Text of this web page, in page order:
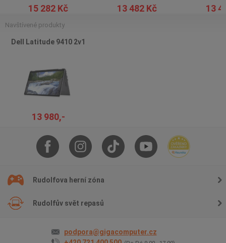
15 282 Kč 13 482 Kč 13
Navštívené produkty
Dell Latitude 9410 2v1
13 980,-
Rudolfova herní zóna
Rudolfův svět repasů
podpora@gigacomputer.cz